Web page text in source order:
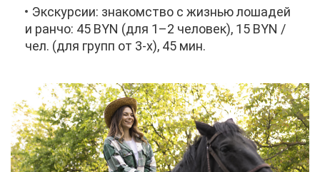
Экс­кур­сии: зна­ком­ство с жиз­нью ло­ша­дей
и ран­чо: 45 BYN (для 1–2 че­ло­век), 15 BYN /
чел. (для групп от 3-х), 45 мин.